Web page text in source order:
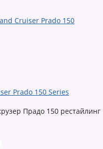
Prado 150 Series
Прадо 150 рестайлинг